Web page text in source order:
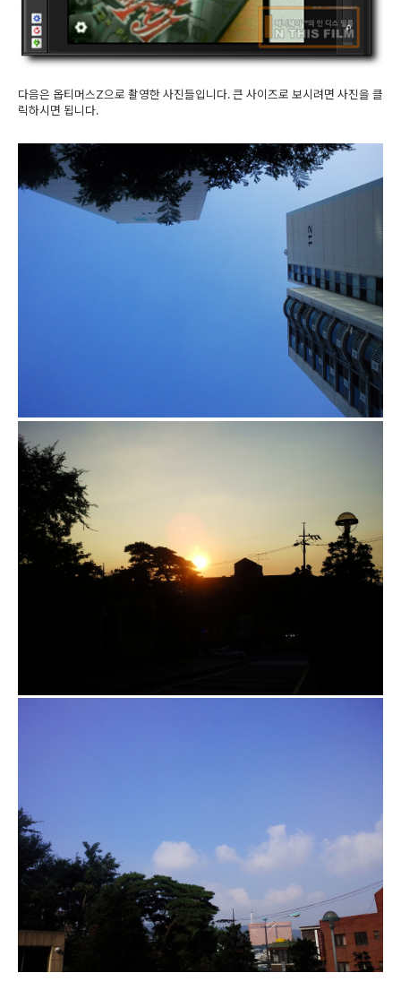
다음은 옵티머스Z으로 촬영한 사진들입니다. 큰 사이즈로 보시려면 사진을 클
릭하시면 됩니다.